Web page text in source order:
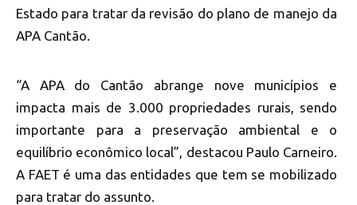
Estado para tratar da revisão do plano de manejo da
APA Cantão.
“A APA do Cantão abrange nove municípios e
impacta mais de 3.000 propriedades rurais, sendo
importante para a preservação ambiental e o
equilíbrio econômico local”, destacou Paulo Carneiro.
A FAET é uma das entidades que tem se mobilizado
para tratar do assunto.